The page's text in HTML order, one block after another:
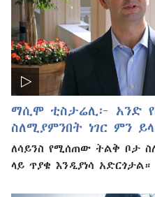
ማሲሞ ቲስታሬሊ፦ አንድ
ስለሚያምንበት ነገር ምን
ለሳይንስ የሚሰጠው ትልቅ ቦታ
ላይ ጥያቄ እንዲያነሳ አድርጎታል።